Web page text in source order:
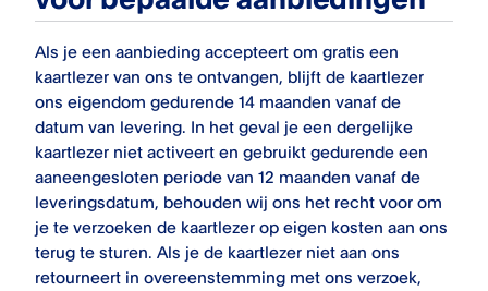
Als je een aanbieding accepteert om gratis een
kaartlezer van ons te ontvangen, blijft de kaartlezer
ons eigendom gedurende 14 maanden vanaf de
datum van levering. In het geval je een dergelijke
kaartlezer niet activeert en gebruikt gedurende een
aaneengesloten periode van 12 maanden vanaf de
leveringsdatum, behouden wij ons het recht voor om
je te verzoeken de kaartlezer op eigen kosten aan ons
terug te sturen. Als je de kaartlezer niet aan ons
retourneert in overeenstemming met ons verzoek,